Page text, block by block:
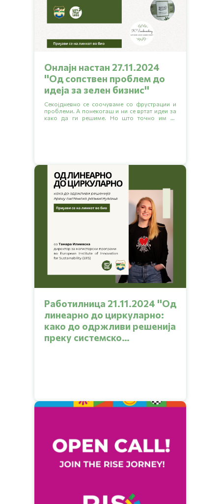
Онлајн настан 27.11.2024
''Од сопствен проблем до
идеја за зелен бизниc''
Секојдневно се соочуваме со фрустрации и
проблеми. А понекогаш и ни се вртат идеи за
како да ги решиме. Но што точно им се
Работилница 21.11.2024 ''Од
линеарно до циркуларно:
како до одржливи решенија
преку системско